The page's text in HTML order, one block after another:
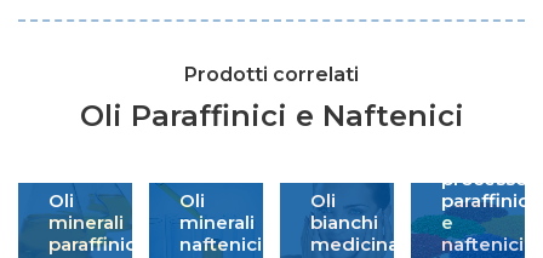
Prodotti correlati
Oli Paraffinici e Naftenici
Oli
minerali
paraffinici
Oli
minerali
naftenici
Oli
bianchi
medicinali
processo
paraffinici
e
naftenici